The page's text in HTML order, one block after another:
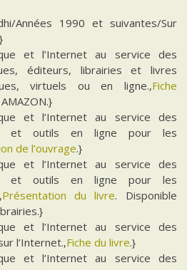
Années 1990 et suivantes/Sur
et l’Internet au service des
éditeurs, librairies et livres
virtuels ou en ligne.,Fiche
et l’Internet au service des
et outils en ligne pour les
de l’ouvrage.}
et l’Internet au service des
et outils en ligne pour les
Présentation du livre. Disponible
et l’Internet au service des
l’Internet.,Fiche du livre.}
et l’Internet au service des